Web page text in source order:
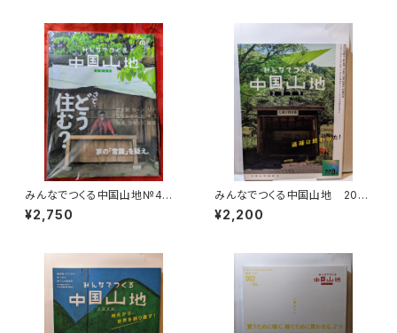
みんなでつくる中国山地№4 2
023 さて、どう住む？ 中国山
地編集舎
¥2,750
みんなでつくる中国山地 2019
№0（のろし号） 過疎は終わ
った！
¥2,200